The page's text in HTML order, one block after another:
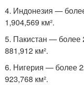
4. Индонезия —
1,904,569 км².
5. Пакистан —
881,912 км².
6. Нигерия — более
923,768 км².